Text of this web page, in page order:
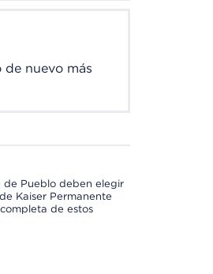
nuevo más
de Pueblo deben elegir
Kaiser Permanente
de estos